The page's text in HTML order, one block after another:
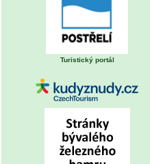
Turistický portál